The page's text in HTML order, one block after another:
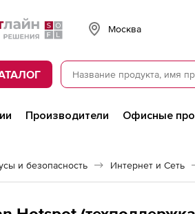
Москва
Производители Офисные
и безопасность Интернет и Сеть